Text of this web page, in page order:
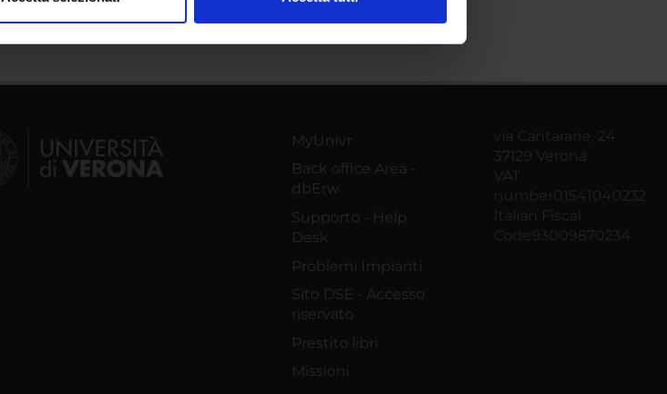
MyUnivr
Back office Area -
dbErw
Supporto - Help
Desk
Problemi Impianti
Sito DSE - Accesso
riservato
Prestito libri
Missioni
via Cantarane, 24
37129 Verona
VAT
number01541040232
Italian Fiscal
Code93009870234